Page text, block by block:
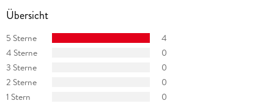
Übersicht
5 Sterne
4
4 Sterne
0
3 Sterne
0
2 Sterne
0
1 Stern
0